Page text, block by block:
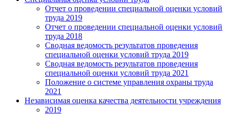
Отчет о проведении специальной оценки условий
труда 2019
Отчет о проведении специальной оценки условий
труда 2018
Сводная ведомость результатов проведения
специальной оценки условий труда 2019
Сводная ведомость результатов проведения
специальной оценки условий труда 2021
Положение о системе управления охраны труда
2021
Независимая оценка качества деятельности учреждения
2019